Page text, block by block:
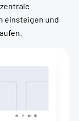
einsteigen und